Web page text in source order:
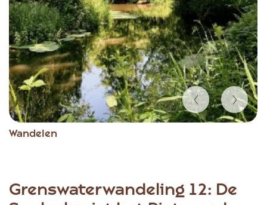
Wandelen
Item
Grenswaterwandeling 12: De